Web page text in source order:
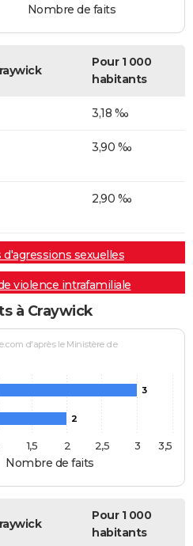
Nombre de faits
Pour 1 000
habitants
3,18 ‰
3,90 ‰
2,90 ‰
d'agressions sexuelles
violence intrafamiliale
à Craywick
Nombre de faits
d'après le Ministère de
3
2
1,5 2 2,5 3 3,5
Pour 1 000
habitants